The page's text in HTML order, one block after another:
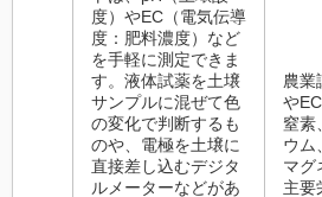
度）やEC（電気伝導
度：肥料濃度）など
を手軽に測定できま
す。液体試薬を土壌
サンプルに混ぜて色
の変化で判断するも
のや、電極を土壌に
直接差し込むデジタ
ルメーターなどがあ
農業
や
窒素
ウム
マグ
主要